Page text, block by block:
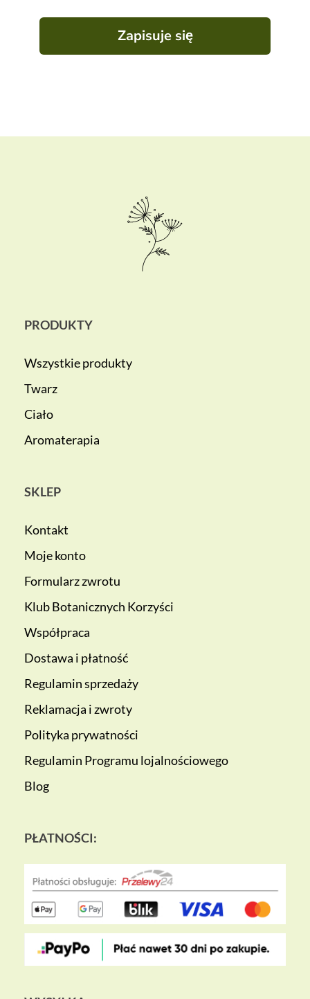
Zapisuje się
PRODUKTY
Wszystkie produkty
Twarz
Ciało
Aromaterapia
SKLEP
Kontakt
Moje konto
Formularz zwrotu
Klub Botanicznych Korzyści
Współpraca
Dostawa i płatność
Regulamin sprzedaży
Reklamacja i zwroty
Polityka prywatności
Regulamin Programu lojalnościowego
Blog
PŁATNOŚCI: